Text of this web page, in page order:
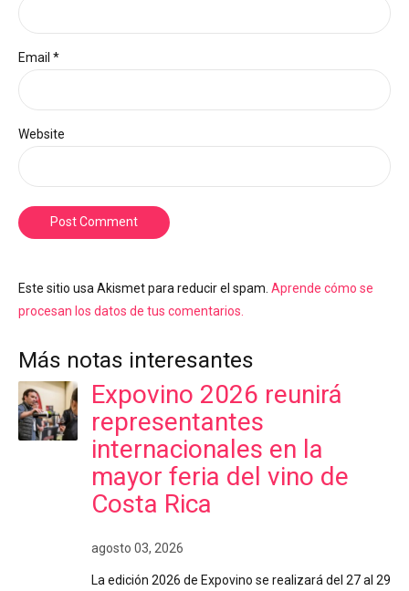
Email *
Website
Post Comment
Este sitio usa Akismet para reducir el spam. Aprende cómo se
procesan los datos de tus comentarios.
Más notas interesantes
Expovino 2026 reunirá
representantes
internacionales en la
mayor feria del vino de
Costa Rica
agosto 03, 2026
La edición 2026 de Expovino se realizará del 27 al 29